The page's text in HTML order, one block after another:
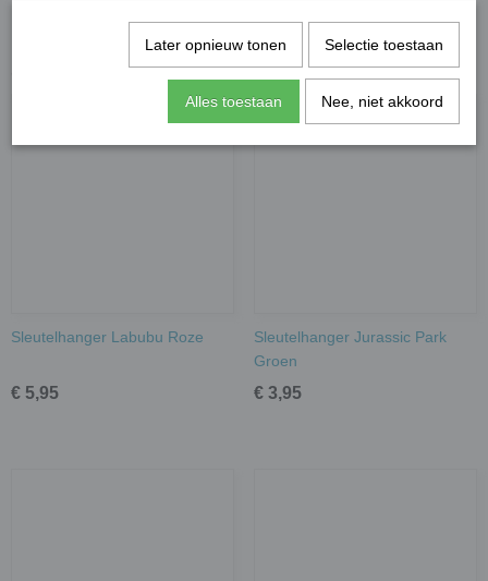
Ook interessant
Sleutelhanger Labubu Roze
€ 5,95
Sleutelhanger Jurassic Park
Groen
€ 3,95
Later opnieuw tonen Selectie toestaan
Alles toestaan Nee, niet akkoord